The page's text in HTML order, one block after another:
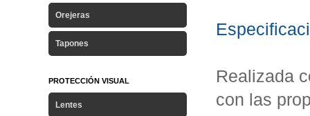
Realizada
con las
Orejeras
Tapones
PROTECCIÓN VISUAL
Lentes